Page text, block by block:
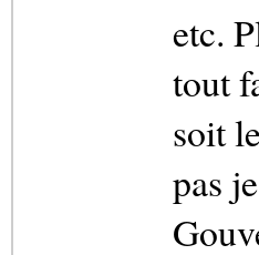
etc.
tout
soit
pas